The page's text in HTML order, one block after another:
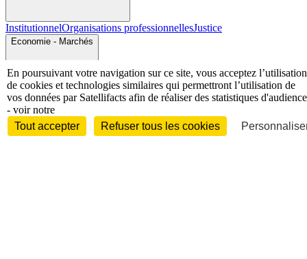
InstitutionnelOrganisations professionnellesJustice
Economie - Marchés
Entreprises et marchésTélécomsTechnologiesIndustries
En poursuivant votre navigation sur ce site, vous acceptez l’utilisation
de cookies et technologies similaires qui permettront l’utilisation de
vos données par Satellifacts afin de réaliser des statistiques d'audience
- voir notre
Tout accepter
Refuser tous les cookies